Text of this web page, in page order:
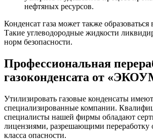
нефтяных ресурсов.
Конденсат газа может также образоваться
Такие углеводородные жидкости
норм безопасности.
Профессиональная
газоконденсата от
Утилизировать газовые конденсаты
специализированные компании.
специалисты нашей фирмы обладают
лицензиями, разрешающими переработку
класса опасности.